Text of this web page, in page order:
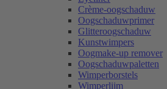
Crème-oogschaduw
Oogschaduwprimer
Glitteroogschaduw
Kunstwimpers
Oogmake-up remover
Oogschaduwpaletten
Wimperborstels
Wimperlijm